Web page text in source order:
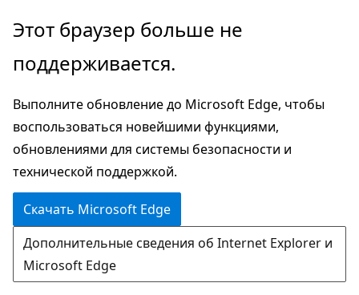
Пропустить
перейти
основному
содержимому
Переход
навигации
странице
Этот браузер больше не
поддерживается.
Выполните обновление до Microsoft Edge, чтобы
воспользоваться новейшими функциями,
обновлениями для системы безопасности и
технической поддержкой.
Скачать Microsoft Edge
Дополнительные сведения об Internet Explorer и
Microsoft Edge